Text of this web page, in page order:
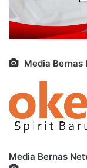
Media
Media Bernas